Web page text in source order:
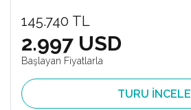
145.740 TL
2.997 USD
Başlayan Fiyatlarla
TURU İNCELE